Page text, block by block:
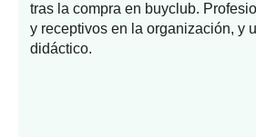
tras la compra en buyclub.
y receptivos en la organización, y
didáctico.